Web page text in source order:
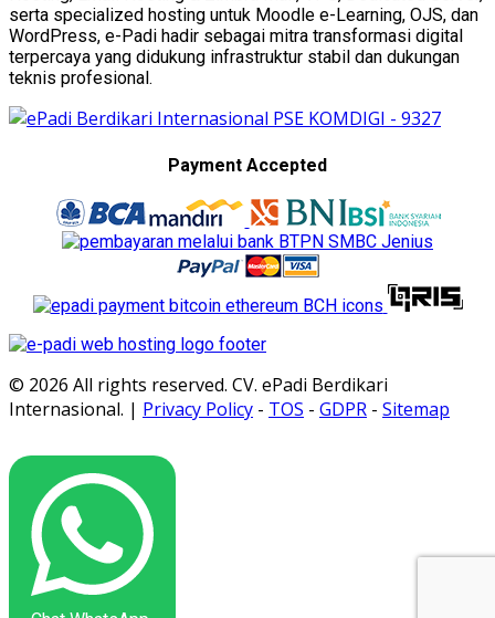
serta specialized hosting untuk Moodle e-Learning, OJS, dan
WordPress, e-Padi hadir sebagai mitra transformasi digital
terpercaya yang didukung infrastruktur stabil dan dukungan
teknis profesional.
Payment Accepted
© 2026 All rights reserved. CV. ePadi Berdikari
Internasional. | Privacy Policy - TOS - GDPR - Sitemap